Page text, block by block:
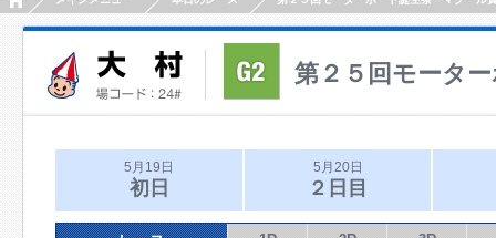
第２５回モータ
5月19日
初日
5月20日
２日目